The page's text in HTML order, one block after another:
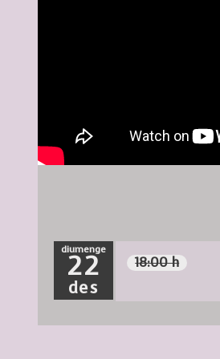
diumenge
22
des
18:00 h